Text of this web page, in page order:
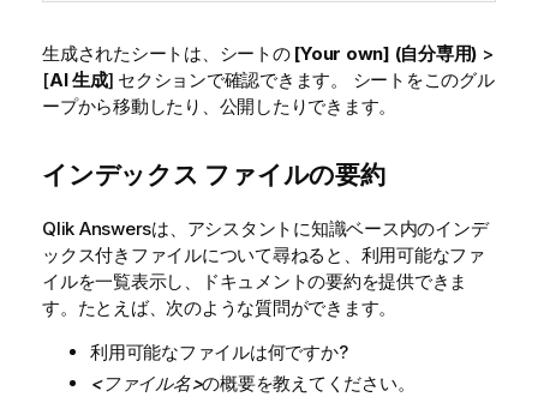
生成されたシートは、シートの [Your own] (自分専用) >
[AI 生成] セクションで確認できます。 シートをこのグル
ープから移動したり、公開したりできます。
インデックス ファイルの要約
Qlik Answersは、アシスタントに知識ベース内のインデ
ックス付きファイルについて尋ねると、利用可能なファ
イルを一覧表示し、ドキュメントの要約を提供できま
す。たとえば、次のような質問ができます。
利用可能なファイルは何ですか?
<ファイル名>の概要を教えてください。